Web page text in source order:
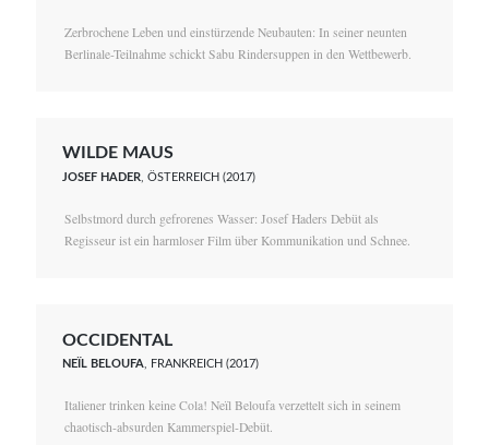
Zerbrochene Leben und einstürzende Neubauten: In seiner neunten
Berlinale-Teilnahme schickt Sabu Rindersuppen in den Wettbewerb.
WILDE MAUS
JOSEF HADER , ÖSTERREICH (2017)
Selbstmord durch gefrorenes Wasser: Josef Haders Debüt als
Regisseur ist ein harmloser Film über Kommunikation und Schnee.
OCCIDENTAL
NEÏL BELOUFA , FRANKREICH (2017)
Italiener trinken keine Cola! Neïl Beloufa verzettelt sich in seinem
chaotisch-absurden Kammerspiel-Debüt.